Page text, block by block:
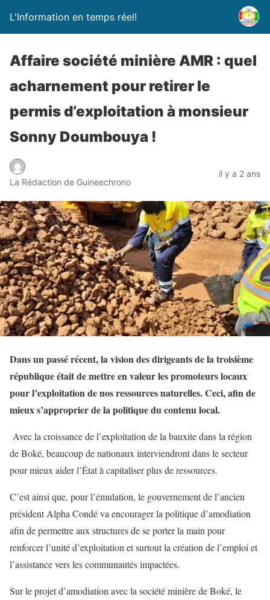
L'Information en temps réel!
Affaire société minière AMR : quel
acharnement pour retirer le
permis d’exploitation à monsieur
Sonny Doumbouya !
La Rédaction de Guineechrono
il y a 2 ans
Dans un passé récent, la vision des dirigeants de la troisième
république était de mettre en valeur les promoteurs locaux
pour l’exploitation de nos ressources naturelles. Ceci, afin de
mieux s’approprier de la politique du contenu local.
Avec la croissance de l’exploitation de la bauxite dans la région
de Boké, beaucoup de nationaux interviendront dans le secteur
pour mieux aider l’État à capitaliser plus de ressources.
C’est ainsi que, pour l’émulation, le gouvernement de l’ancien
président Alpha Condé va encourager la politique d’amodiation
afin de permettre aux structures de se porter la main pour
renforcer l’unité d’exploitation et surtout la création de l’emploi et
l’assistance vers les communautés impactées.
Sur le projet d’amodiation avec la société minière de Boké, le